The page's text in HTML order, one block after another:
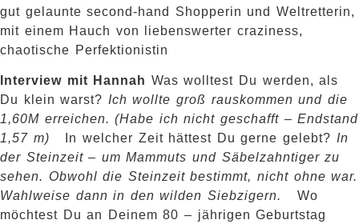
gut gelaunte second-hand Shopperin und Weltretterin,
mit einem Hauch von liebenswerter craziness,
chaotische Perfektionistin
Interview mit Hannah Was wolltest Du werden, als
Du klein warst? Ich wollte groß rauskommen und die
1,60M erreichen. (Habe ich nicht geschafft – Endstand
1,57 m)
In welcher Zeit hättest Du gerne gelebt? In
der Steinzeit – um Mammuts und Säbelzahntiger zu
sehen. Obwohl die Steinzeit bestimmt, nicht ohne war.
Wahlweise dann in den wilden Siebzigern.
Wo
möchtest Du an Deinem 80 – jährigen Geburtstag